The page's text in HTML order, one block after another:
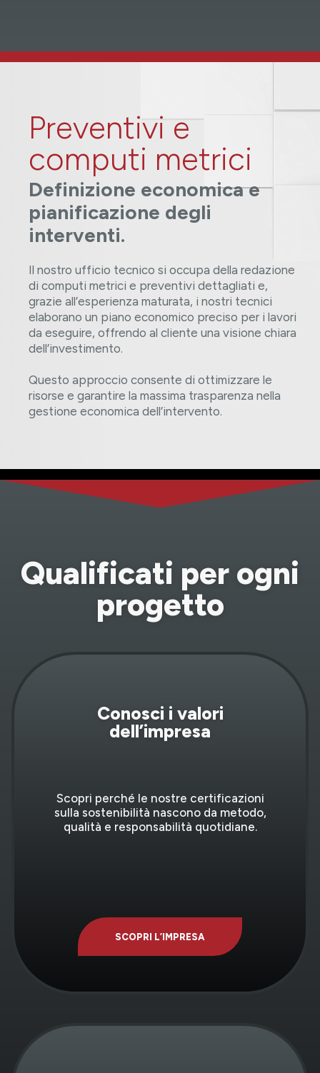
Preventivi e
computi metrici
Definizione economica e
pianificazione degli
interventi.
Il nostro ufficio tecnico si occupa della redazione
di computi metrici e preventivi dettagliati e,
grazie all’esperienza maturata, i nostri tecnici
elaborano un piano economico preciso per i lavori
da eseguire, offrendo al cliente una visione chiara
dell’investimento.
Questo approccio consente di ottimizzare le
risorse e garantire la massima trasparenza nella
Qualificati per ogni
progetto
Conosci i valori
dell’impresa
Scopri perché le nostre certificazioni
sulla sostenibilità nascono da metodo,
qualità e responsabilità quotidiane.
SCOPRI L’IMPRESA